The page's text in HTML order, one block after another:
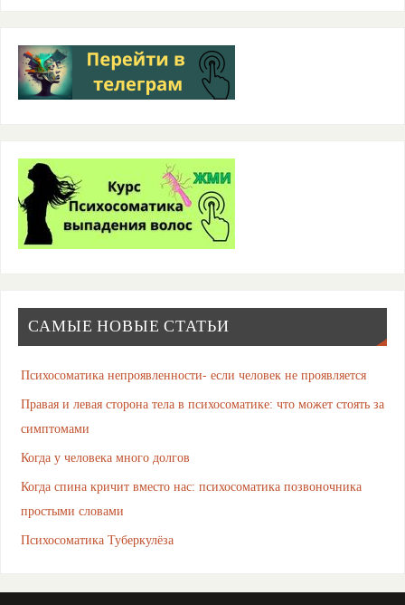
САМЫЕ НОВЫЕ СТАТЬИ
Психосоматика непроявленности- если человек не проявляется
Правая и левая сторона тела в психосоматике: что может стоять за
симптомами
Когда у человека много долгов
Когда спина кричит вместо нас: психосоматика позвоночника
простыми словами
Психосоматика Туберкулёза